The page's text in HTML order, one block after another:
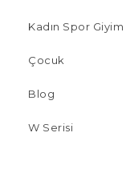
Kadın Spor Giyim
Çocuk
Blog
W Serisi